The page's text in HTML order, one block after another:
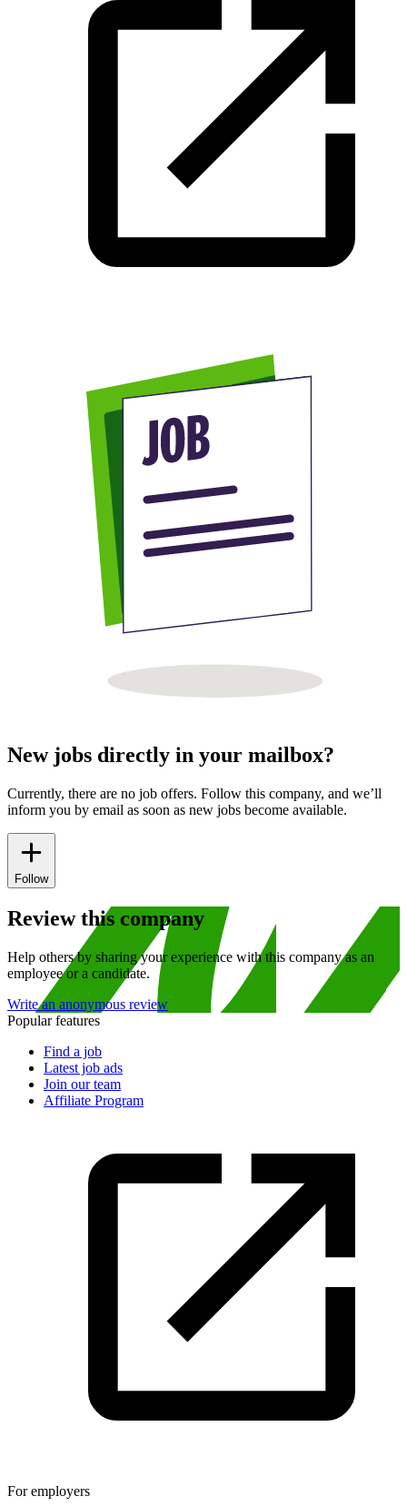
New jobs directly in your mailbox?
Currently, there are no job offers. Follow this company, and we’ll
inform you by email as soon as new jobs become available.
Follow
Review this company
Help others by sharing your experience with this company as an
employee or a candidate.
Write an anonymous review
Popular features
Find a job
Latest job ads
Join our team
Affiliate Program
For employers